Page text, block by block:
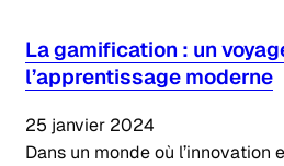
La gamification : un
l’apprentissage moderne
25 janvier 2024
Dans un monde où